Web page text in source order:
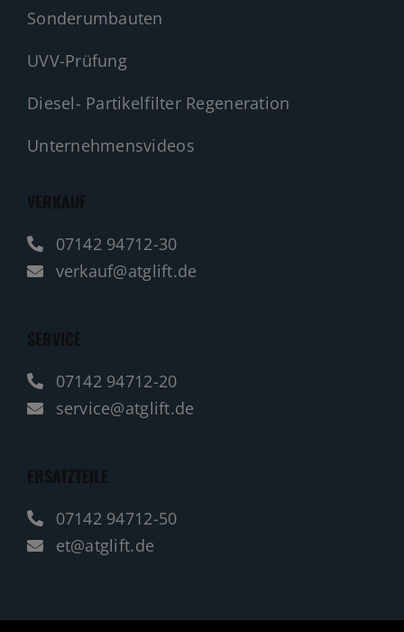
Sonderumbauten
UVV-Prüfung
Diesel- Partikelfilter Regeneration
Unternehmensvideos
VERKAUF
07142 94712-30
verkauf@atglift.de
SERVICE
07142 94712-20
service@atglift.de
ERSATZTEILE
07142 94712-50
et@atglift.de